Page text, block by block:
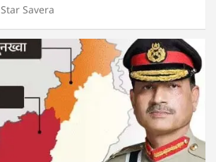
Star Savera